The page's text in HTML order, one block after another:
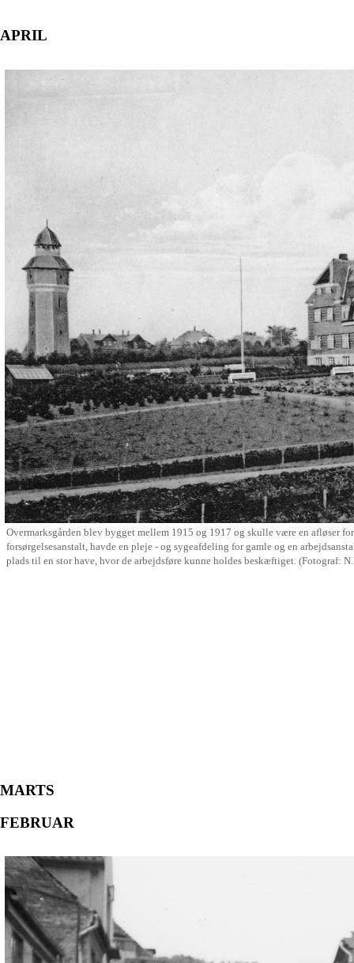
APRIL
Overmarksgården blev bygget mellem 1915 og 1917 og skulle være en afløser
forsørgelsesanstalt, havde en pleje - og sygeafdeling for gamle og en
plads til en stor have, hvor de arbejdsføre kunne holdes beskæftiget. (Fotograf:
MARTS
FEBRUAR